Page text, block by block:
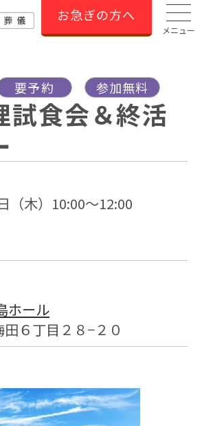
お急ぎの方へ
メニュー
要予約 参加無料
試食会＆終活
（木）10:00～12:00
ホール
６丁目２８−２０